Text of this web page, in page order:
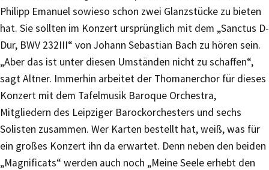
Philipp Emanuel sowieso schon zwei Glanzstücke zu bieten
hat. Sie sollten im Konzert ursprünglich mit dem „Sanctus D-
Dur, BWV 232III“ von Johann Sebastian Bach zu hören sein.
„Aber das ist unter diesen Umständen nicht zu schaffen“,
sagt Altner. Immerhin arbeitet der Thomanerchor für dieses
Konzert mit dem Tafelmusik Baroque Orchestra,
Mitgliedern des Leipziger Barockorchesters und sechs
Solisten zusammen. Wer Karten bestellt hat, weiß, was für
ein großes Konzert ihn da erwartet. Denn neben den beiden
„Magnificats“ werden auch noch „Meine Seele erhebt den